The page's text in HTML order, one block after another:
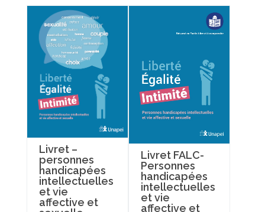
Livret –
personnes
handicapées
intellectuelles
et vie
affective et
Livret FALC-
Personnes
handicapées
intellectuelles
et vie
affective et